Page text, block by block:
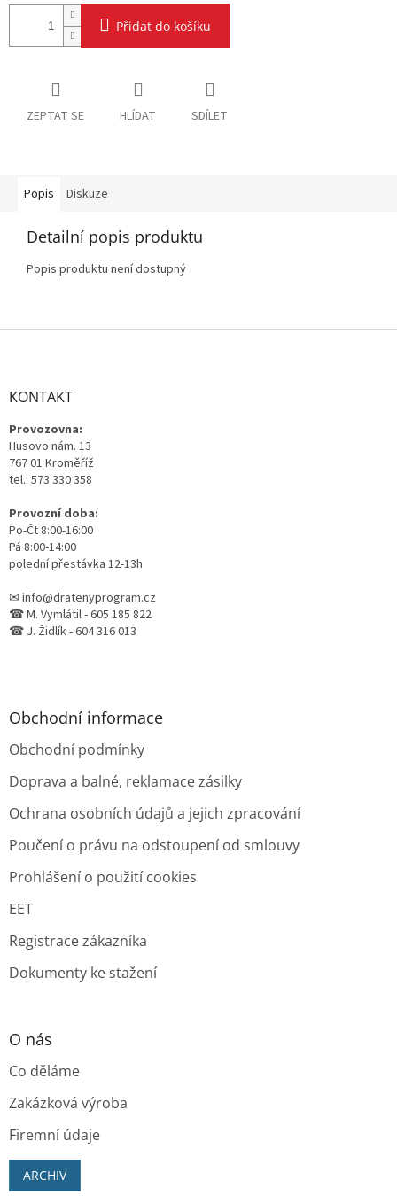
Přidat do košíku
ZEPTAT SE HLÍDAT SDÍLET
Popis Diskuze
Detailní popis produktu
Popis produktu není dostupný
Z
KONTAKT
Provozovna:
Husovo nám. 13
767 01 Kroměříž
tel.: 573 330 358
Provozní doba:
Po-Čt 8:00-16:00
Pá 8:00-14:00
polední přestávka 12-13h
✉ info@dratenyprogram.cz
☎ M. Vymlátil - 605 185 822
☎ J. Židlík - 604 316 013
Obchodní informace
Obchodní podmínky
Doprava a balné, reklamace zásilky
Ochrana osobních údajů a jejich zpracování
Poučení o právu na odstoupení od smlouvy
Prohlášení o použití cookies
EET
Registrace zákazníka
Dokumenty ke stažení
O nás
Co děláme
Zakázková výroba
Firemní údaje
ARCHIV